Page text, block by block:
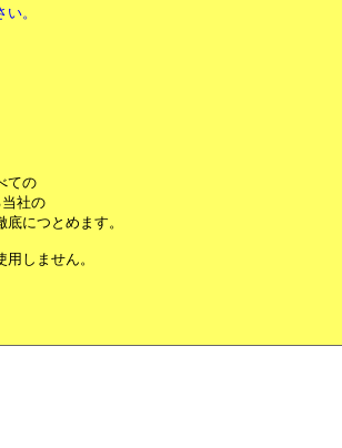
。
ての
社の
につとめます。
しません。